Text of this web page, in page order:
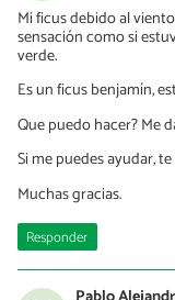
Mi ficus debido al
sensación como si
verde.
Es un ficus benjamín,
Que puedo hacer? Me
Si me puedes ayudar,
Muchas gracias.
Responder